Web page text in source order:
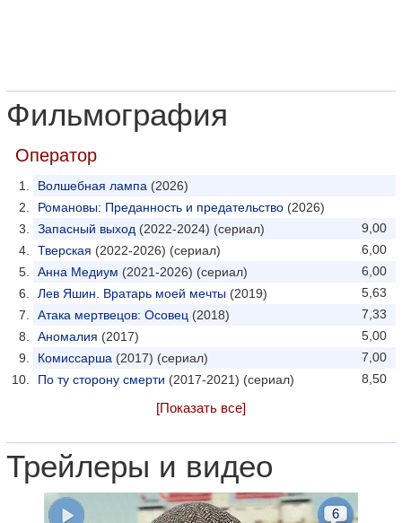
Фильмография
Оператор
Волшебная лампа (2026)
Романовы: Преданность и предательство (2026)
9,00
Запасный выход (2022-2024) (сериал)
6,00
Тверская (2022-2026) (сериал)
6,00
Анна Медиум (2021-2026) (сериал)
5,63
Лев Яшин. Вратарь моей мечты (2019)
7,33
Атака мертвецов: Осовец (2018)
5,00
Аномалия (2017)
7,00
Комиссарша (2017) (сериал)
8,50
По ту сторону смерти (2017-2021) (сериал)
[Показать все]
Трейлеры и видео
6